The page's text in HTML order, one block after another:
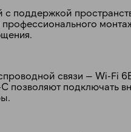
поддержкой
связи — Wi-Fi
позволяют подключать